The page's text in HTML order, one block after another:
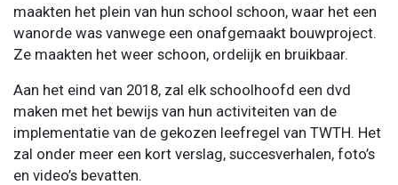
maakten het plein van hun school schoon, waar het een
wanorde was vanwege een onafgemaakt bouwproject.
Ze maakten het weer schoon, ordelijk en bruikbaar.
Aan het eind van 2018, zal elk schoolhoofd een dvd
maken met het bewijs van hun activiteiten van de
implementatie van de gekozen leefregel van TWTH. Het
zal onder meer een kort verslag, succesverhalen, foto’s
en video’s bevatten.